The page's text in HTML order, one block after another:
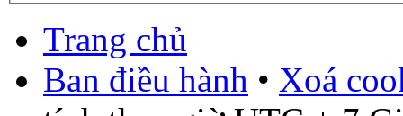
Trang chủ
Ban điều hành • Xoá